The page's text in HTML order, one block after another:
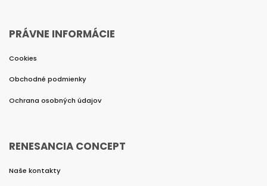
PRÁVNE INFORMÁCIE
Cookies
Obchodné podmienky
Ochrana osobných údajov
RENESANCIA CONCEPT
Naše kontakty